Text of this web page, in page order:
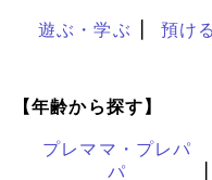
遊ぶ・学ぶ 預ける
【年齢から探す】
プレママ・プレパ
パ